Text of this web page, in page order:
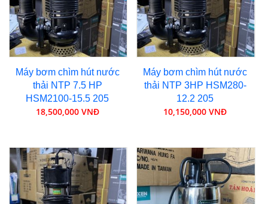
Máy bơm chìm hút nước
thải NTP 7.5 HP
HSM2100-15.5 205
18,500,000 VNĐ
Máy bơm chìm hút nước
thải NTP 3HP HSM280-
12.2 205
10,150,000 VNĐ